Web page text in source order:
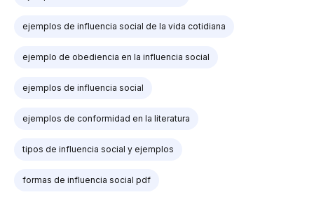
ejemplos de influencia social de la vida cotidiana
ejemplo de obediencia en la influencia social
ejemplos de influencia social
ejemplos de conformidad en la literatura
tipos de influencia social y ejemplos
formas de influencia social pdf